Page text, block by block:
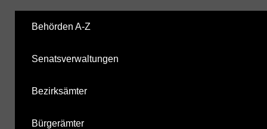
Behörden A-Z
Senatsverwaltungen
Bezirksämter
Bürgerämter